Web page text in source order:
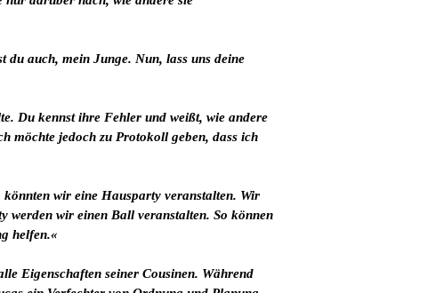
du auch, mein Junge. Nun, lass uns deine
Du kennst ihre Fehler und weißt, wie andere
möchte jedoch zu Protokoll geben, dass ich
wir eine Hausparty veranstalten. Wir
werden wir einen Ball veranstalten. So können
helfen.«
Eigenschaften seiner Cousinen. Während